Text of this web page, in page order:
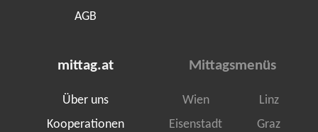
AGB
mittag.at
Über uns
Kooperationen
Mittagsmenüs
Wien
Linz
Eisenstadt
Graz